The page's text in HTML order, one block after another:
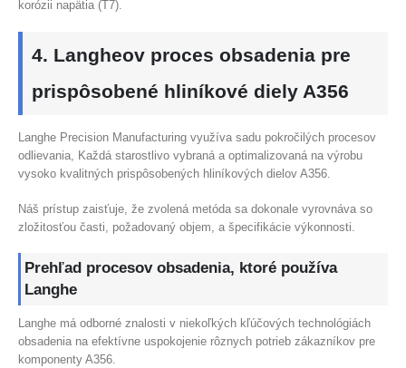
korózii napätia (T7).
4. Langheov proces obsadenia pre
prispôsobené hliníkové diely A356
Langhe Precision Manufacturing využíva sadu pokročilých procesov
odlievania, Každá starostlivo vybraná a optimalizovaná na výrobu
vysoko kvalitných prispôsobených hliníkových dielov A356.
Náš prístup zaisťuje, že zvolená metóda sa dokonale vyrovnáva so
zložitosťou časti, požadovaný objem, a špecifikácie výkonnosti.
Prehľad procesov obsadenia, ktoré používa
Langhe
Langhe má odborné znalosti v niekoľkých kľúčových technológiách
obsadenia na efektívne uspokojenie rôznych potrieb zákazníkov pre
komponenty A356.